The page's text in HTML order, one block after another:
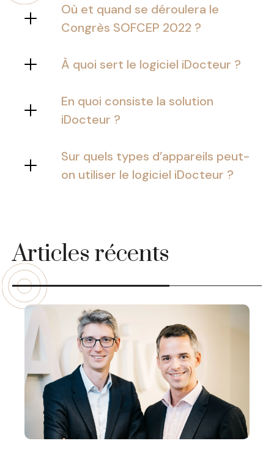
Où et quand se déroulera le
Congrès SOFCEP 2022 ?
au 4 juin 2022 au Centre des Congrès
Pierre Baudis de Toulouse.
À quoi sert le logiciel iDocteur ?
efficacement une clinique et/ou un
centre esthétique.
En quoi consiste la solution
iDocteur ?
plateforme, des solutions qui visent à
la gestion optimale de votre cabinet
ou clinique médicale, et ce, où que
Sur quels types d’appareils peut-
on utiliser le logiciel iDocteur ?
Articles récents